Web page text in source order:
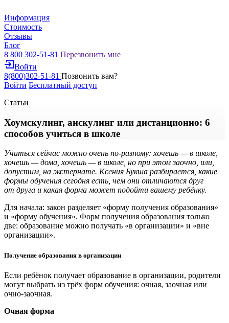
Информация
Стоимость
Отзывы
Блог
8 800 302-51-81 Перезвонить мне
Войти
8(800)302-51-81 Позвонить вам?
Войти Бесплатный доступ
Статьи
Хоумскулинг, анскулинг или дистанционно: 6
способов учиться в школе
Учиться сейчас можно очень по-разному: хочешь — в школе,
хочешь — дома, хочешь — в школе, но при этом заочно, или,
допустим, на экстернате. Ксения Букша разбирается, какие
формы обучения сегодня есть, чем они отличаются друг
от друга и какая форма может подойти вашему ребёнку.
Для начала: закон разделяет «форму получения образования»
и «форму обучения». Форм получения образования только
две: образование можно получать «в организации» и «вне
организации».
Получение образования в организации
Если ребёнок получает образование в организации, родители
могут выбрать из трёх форм обучения: очная, заочная или
очно-заочная.
Очная форма